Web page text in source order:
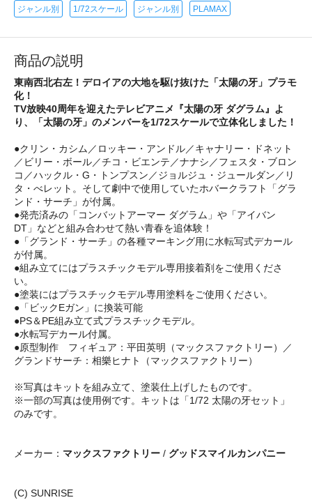
ジャンル別 1/72スケール ジャンル別 PLAMAX
商品の説明
東南西北右左！デロイアの大地を駆け抜けた「太陽の牙」プラモ
化！
TV放映40周年を迎えたテレビアニメ『太陽の牙 ダグラム』よ
り、「太陽の牙」のメンバーを1/72スケールで立体化しました！
●クリン・カシム／ロッキー・アンドル／キャナリー・ドネット
／ビリー・ボール／チコ・ビエンテ／ナナシ／フェスタ・ブロン
コ／ハックル・G・トンプスン／ジョルジュ・ジュールダン／リ
タ・べレット。そして劇中で使用していたホバークラフト「グラ
ンド・サーチ」が付属。
●発売済みの「コンバットアーマー ダグラム」や「アイバン
DT」などと組み合わせて熱い青春を追体験！
●「グランド・サーチ」の各種マーキング用に水転写式デカール
が付属。
●組み立てにはプラスチックモデル専用接着剤をご使用くださ
い。
●塗装にはプラスチックモデル専用塗料をご使用ください。
●「ビックEガン」に換装可能
●PS＆PE組み立て式プラスチックモデル。
●水転写デカール付属。
●原型制作 フィギュア：平田英明（マックスファクトリー）／
グランドサーチ：相樂ヒナト（マックスファクトリー）
※写真はキットを組み立て、塗装仕上げしたものです。
※一部の写真は使用例です。キットは「1/72 太陽の牙セット」
のみです。
メーカー： マックスファクトリー / グッドスマイルカンパニー
(C) SUNRISE